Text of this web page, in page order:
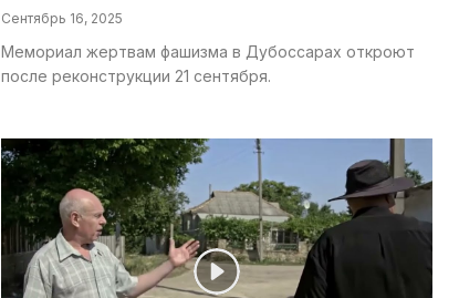
Сентябрь 16, 2025
Мемориал жертвам фашизма в Дубоссарах откроют
после реконструкции 21 сентября.